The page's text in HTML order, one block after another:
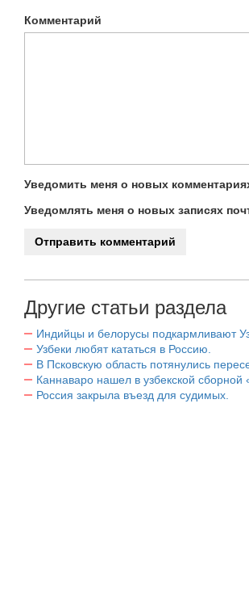
Комментарий
Уведомить меня о новых
Уведомлять меня о новых записях
Другие статьи раздела
Индийцы и белорусы подкармливают
Узбеки любят кататься в Россию.
В Псковскую область потянулись
Каннаваро нашел в узбекской сборной
Россия закрыла въезд для судимых.